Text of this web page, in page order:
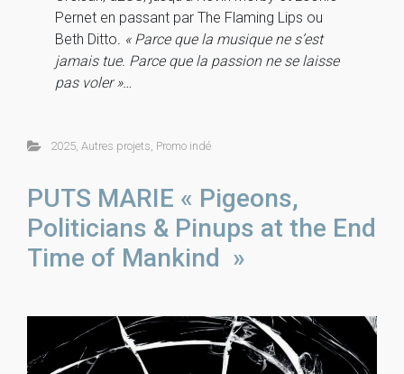
Pernet en passant par The Flaming Lips ou
Beth Ditto . « Parce que la musique ne s’est
jamais tue. Parce que la passion ne se laisse
pas voler »…
2025, Autres projets Promo indé
PUTS MARIE « Pigeons,
Politicians & Pinups at the End
Time of Mankind »